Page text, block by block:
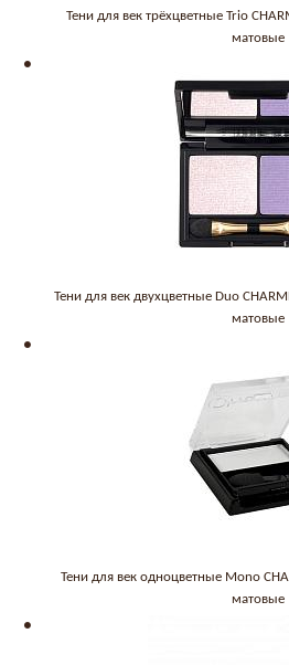
Тени для век трёхцветные Trio
матовые
Тени для век двухцветные Duo
матовые
Тени для век одноцветные Mono
матовые